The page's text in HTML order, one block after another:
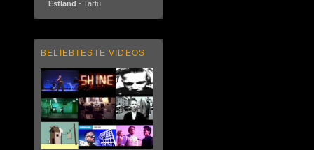
Estland - Tartu
BELIEBTESTE VIDEOS